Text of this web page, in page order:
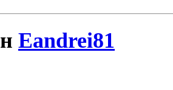
Eandrei81